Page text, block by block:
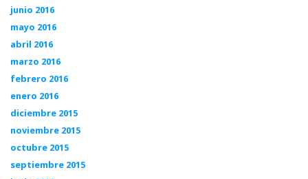
junio 2016
mayo 2016
abril 2016
marzo 2016
febrero 2016
enero 2016
diciembre 2015
noviembre 2015
octubre 2015
septiembre 2015